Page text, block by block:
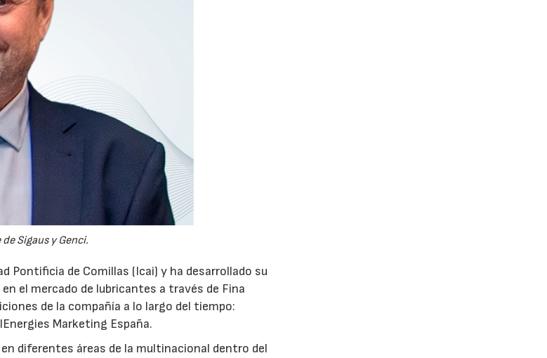
Sigaus y Genci.
Pontificia de Comillas (Icai) y ha desarrollado su
el mercado de lubricantes a través de Fina
de la compañía a lo largo del tiempo:
Marketing España.
diferentes áreas de la multinacional dentro del